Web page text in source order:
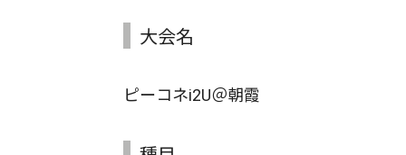
大会名
ピーコネi2U＠朝霞